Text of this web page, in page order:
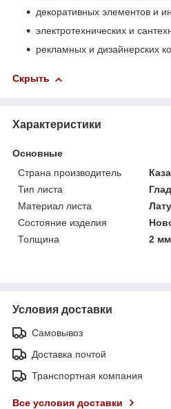
декоративных элементов и
электротехнических и
рекламных и дизайнерских
Скрыть
Характеристики
Основные
Страна производитель
Тип листа
Материал листа
Состояние изделия
Толщина
2 мм
Условия доставки
Самовывоз
Доставка почтой
Транспортная компания
Все условия доставки